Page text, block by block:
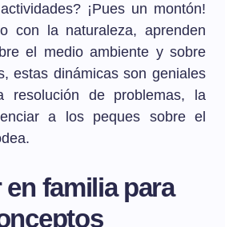
¡Pues un montón!
con la naturaleza, aprenden
el medio ambiente y sobre
estas dinámicas son geniales
resolución de problemas, la
a los peques sobre el
familia para